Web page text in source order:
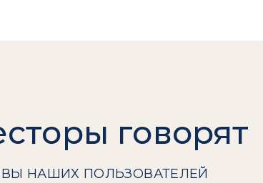
говорят
НАШИХ ПОЛЬЗОВАТЕЛЕЙ